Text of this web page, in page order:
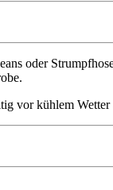
oder
kühlem